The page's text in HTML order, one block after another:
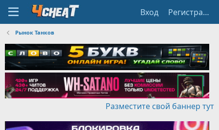
Вход Регистрация
Рынок Танков
Разместите свой баннер тут